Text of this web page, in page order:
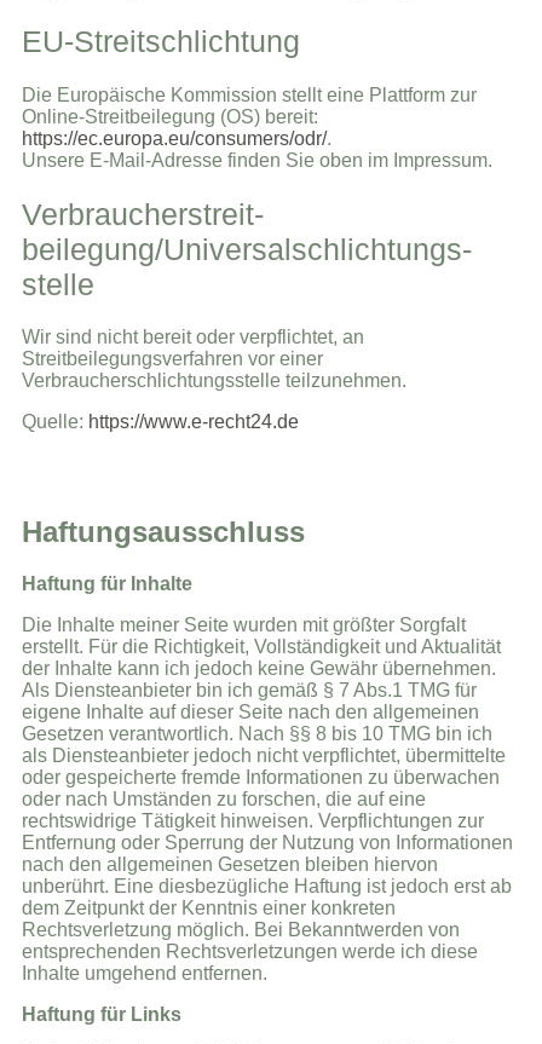
EU-Streitschlichtung
Die Europäische Kommission stellt eine Plattform zur
Online-Streitbeilegung (OS) bereit:
https://ec.europa.eu/consumers/odr/.
Unsere E-Mail-Adresse finden Sie oben im Impressum.
Verbraucher­streit­
beilegung/Universal­schlichtungs­
stelle
Wir sind nicht bereit oder verpflichtet, an
Streitbeilegungsverfahren vor einer
Verbraucherschlichtungsstelle teilzunehmen.
Quelle: https://www.e-recht24.de
Haftungsausschluss
Haftung für Inhalte
Die Inhalte meiner Seite wurden mit größter Sorgfalt
erstellt. Für die Richtigkeit, Vollständigkeit und Aktualität
der Inhalte kann ich jedoch keine Gewähr übernehmen.
Als Diensteanbieter bin ich gemäß § 7 Abs.1 TMG für
eigene Inhalte auf dieser Seite nach den allgemeinen
Gesetzen verantwortlich. Nach §§ 8 bis 10 TMG bin ich
als Diensteanbieter jedoch nicht verpflichtet, übermittelte
oder gespeicherte fremde Informationen zu überwachen
oder nach Umständen zu forschen, die auf eine
rechtswidrige Tätigkeit hinweisen. Verpflichtungen zur
Entfernung oder Sperrung der Nutzung von Informationen
nach den allgemeinen Gesetzen bleiben hiervon
unberührt. Eine diesbezügliche Haftung ist jedoch erst ab
dem Zeitpunkt der Kenntnis einer konkreten
Rechtsverletzung möglich. Bei Bekanntwerden von
entsprechenden Rechtsverletzungen werde ich diese
Inhalte umgehend entfernen.
Haftung für Links